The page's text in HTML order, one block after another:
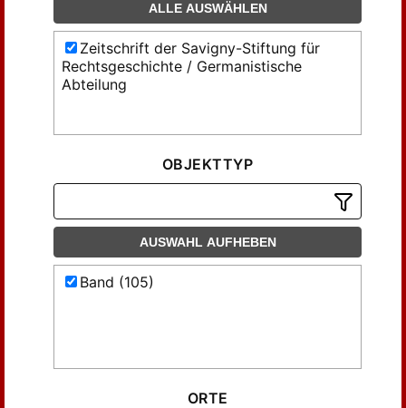
ALLE AUSWÄHLEN
Zeitschrift der Savigny-Stiftung für
Rechtsgeschichte / Germanistische
Abteilung
OBJEKTTYP
AUSWAHL AUFHEBEN
Band (105)
ORTE